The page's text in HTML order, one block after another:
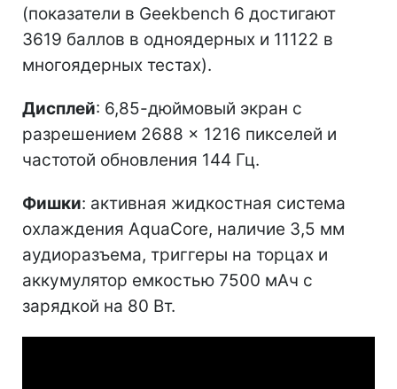
(показатели в Geekbench 6 достигают
3619 баллов в одноядерных и 11122 в
многоядерных тестах).
Дисплей: 6,85-дюймовый экран с
разрешением 2688 × 1216 пикселей и
частотой обновления 144 Гц.
Фишки: активная жидкостная система
охлаждения AquaCore, наличие 3,5 мм
аудиоразъема, триггеры на торцах и
аккумулятор емкостью 7500 мАч с
зарядкой на 80 Вт.